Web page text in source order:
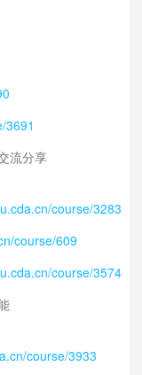
3691
流分享
course/3283
course/609
course/3574
course/3933